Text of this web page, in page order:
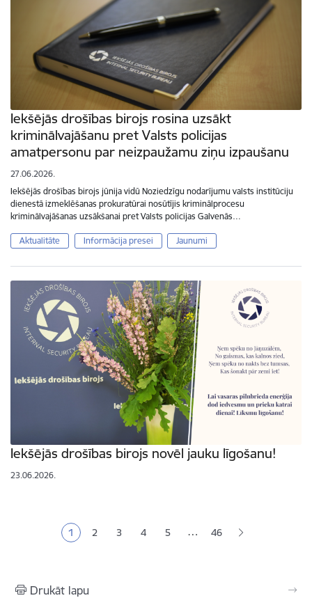
Iekšējās drošības birojs rosina uzsākt
kriminālvajāšanu pret Valsts policijas
amatpersonu par neizpaužamu ziņu izpaušanu
27.06.2026.
Iekšējās drošības birojs jūnija vidū Noziedzīgu nodarījumu valsts institūciju
dienestā izmeklēšanas prokuratūrai nosūtījis kriminālprocesu
kriminālvajāšanas uzsākšanai pret Valsts policijas Galvenās…
Aktualitāte Informācija presei Jaunumi
Iekšējās drošības birojs novēl jauku līgošanu!
23.06.2026.
Pašreizējā lapa
1 Lapa
2 Lapa
3 Lapa
4 Lapa
5 … 46
Drukāt lapu